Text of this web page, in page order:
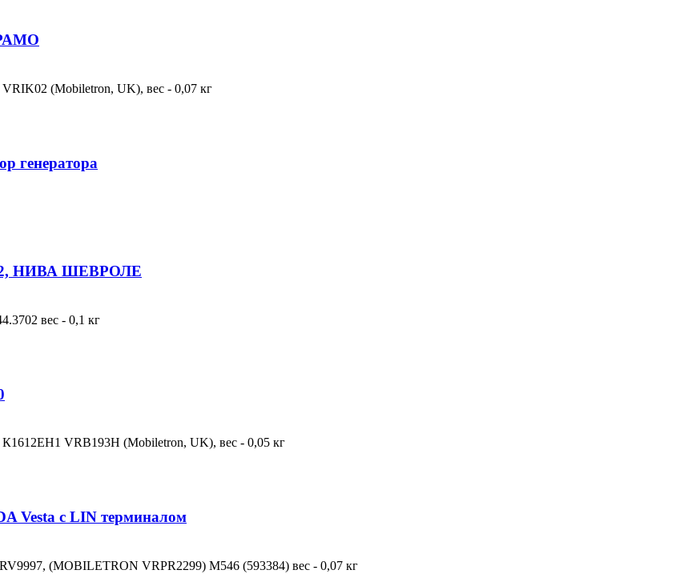
(Mobiletron, UK), вес - 0,07 кг
генератора
НИВА ШЕВРОЛЕ
вес - 0,1 кг
К1612ЕН1 VRB193H (Mobiletron, UK), вес - 0,05 кг
Vesta с LIN терминалом
(MOBILETRON VRPR2299) M546 (593384) вес - 0,07 кг